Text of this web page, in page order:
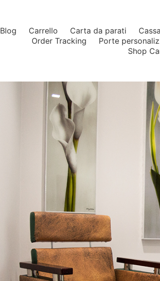
Blog Carrello Carta da parati Cassa
Order Tracking
Porte
Shop